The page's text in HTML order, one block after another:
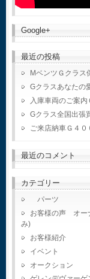
Google+
最近の投稿
MベンツＧクラス
Gクラスあなたの
入庫車両のご案
Gクラス全国出張
ご来店納車Ｇ４
最近のコメント
カテゴリー
パーツ
お客様の声 オー
み)
お客様紹介
イベント
オークション